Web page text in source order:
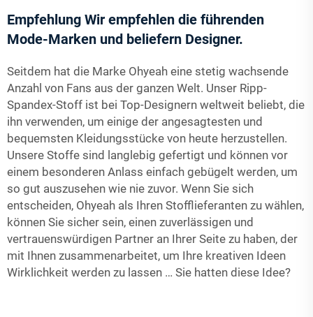
Empfehlung Wir empfehlen die führenden
Mode-Marken und beliefern Designer.
Seitdem hat die Marke Ohyeah eine stetig wachsende
Anzahl von Fans aus der ganzen Welt. Unser Ripp-
Spandex-Stoff ist bei Top-Designern weltweit beliebt, die
ihn verwenden, um einige der angesagtesten und
bequemsten Kleidungsstücke von heute herzustellen.
Unsere Stoffe sind langlebig gefertigt und können vor
einem besonderen Anlass einfach gebügelt werden, um
so gut auszusehen wie nie zuvor. Wenn Sie sich
entscheiden, Ohyeah als Ihren Stofflieferanten zu wählen,
können Sie sicher sein, einen zuverlässigen und
vertrauenswürdigen Partner an Ihrer Seite zu haben, der
mit Ihnen zusammenarbeitet, um Ihre kreativen Ideen
Wirklichkeit werden zu lassen … Sie hatten diese Idee?